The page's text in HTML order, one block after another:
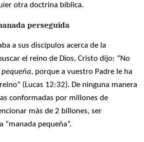
otra doctrina bíblica.
perseguida
a sus discípulos acerca de la
el reino de Dios, Cristo dijo: “No
, porque a vuestro Padre le ha
(Lucas 12:32). De ninguna manera
conformadas por millones de
más de 2 billones, ser
“manada pequeña”.